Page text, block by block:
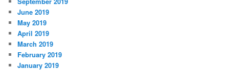
June 2019
May 2019
April 2019
March 2019
February 2019
January 2019